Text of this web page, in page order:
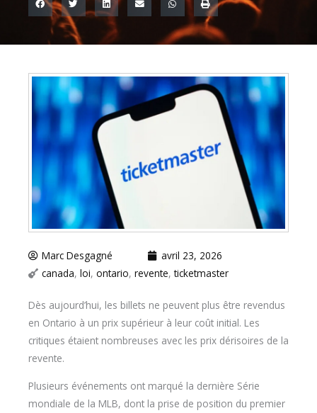
Marc Desgagné
avril 23, 2026
canada, loi, ontario, revente,ticketmaster
Dès aujourd’hui, les billets ne peuvent plus être revendus
en Ontario à un prix supérieur à leur coût initial. Les
critiques étaient nombreuses avec les prix dérisoires de la
revente.
Plusieurs événements ont marqué la dernière Série
mondiale de la MLB, dont la prise de position du premier